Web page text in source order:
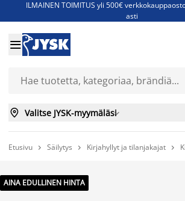
ILMAINEN TOIMITUS yli 500€
asti
Jenkkisänkyjä - Säästä jopa 60%

 Valitse JYSK-myymäläsi
Etusivu  Säilytys  Kirjahyllyt ja tilanjakajat 
AINA EDULLINEN HINTA